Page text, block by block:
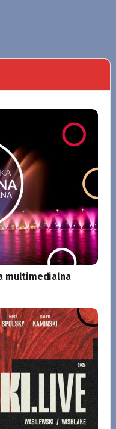
multimedialna